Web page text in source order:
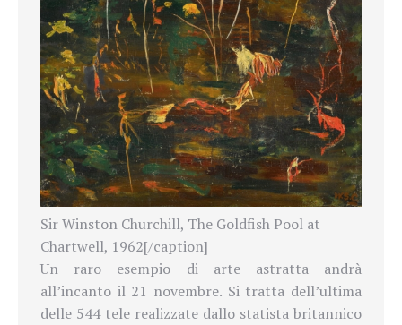
Sir Winston Churchill, The Goldfish Pool at
Chartwell, 1962[/caption]
Un raro esempio di arte astratta andrà
all’incanto il 21 novembre. Si tratta dell’ultima
delle 544 tele realizzate dallo statista britannico